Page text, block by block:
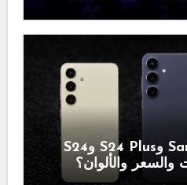
Samsung Galaxy S24 وS24 Plus وS24